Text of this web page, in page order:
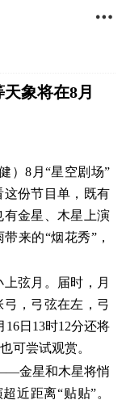

象将在8月
）8月“星空剧场”
这份节目单，既有
金星、木星上演
来的“烟花秀”，
弦月。届时，月
，弓弦在左，弓
日13时12分还将
可尝试观赏。
金星和木星将悄
近距离“贴贴”。